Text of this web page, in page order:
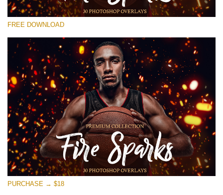
선택 해주세요
Small 800*533px
Fire Sparks
(30 Overlays)
Large 6000*4000px
Fairy Tale (344 Overlays)
Large 6000*4000px
Entire Collection
(1783 Overlays)
FREE DOWNLOAD
PURCHASE → $18